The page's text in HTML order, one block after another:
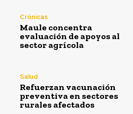
Crónicas
Maule concentra
evaluación de apoyos al
sector agrícola
Salud
Refuerzan vacunación
preventiva en sectores
rurales afectados